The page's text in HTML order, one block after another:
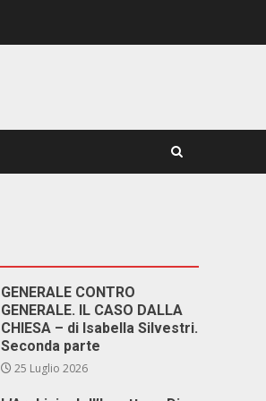
GENERALE CONTRO
GENERALE. IL CASO DALLA
CHIESA – di Isabella Silvestri.
Seconda parte
25 Luglio 2026